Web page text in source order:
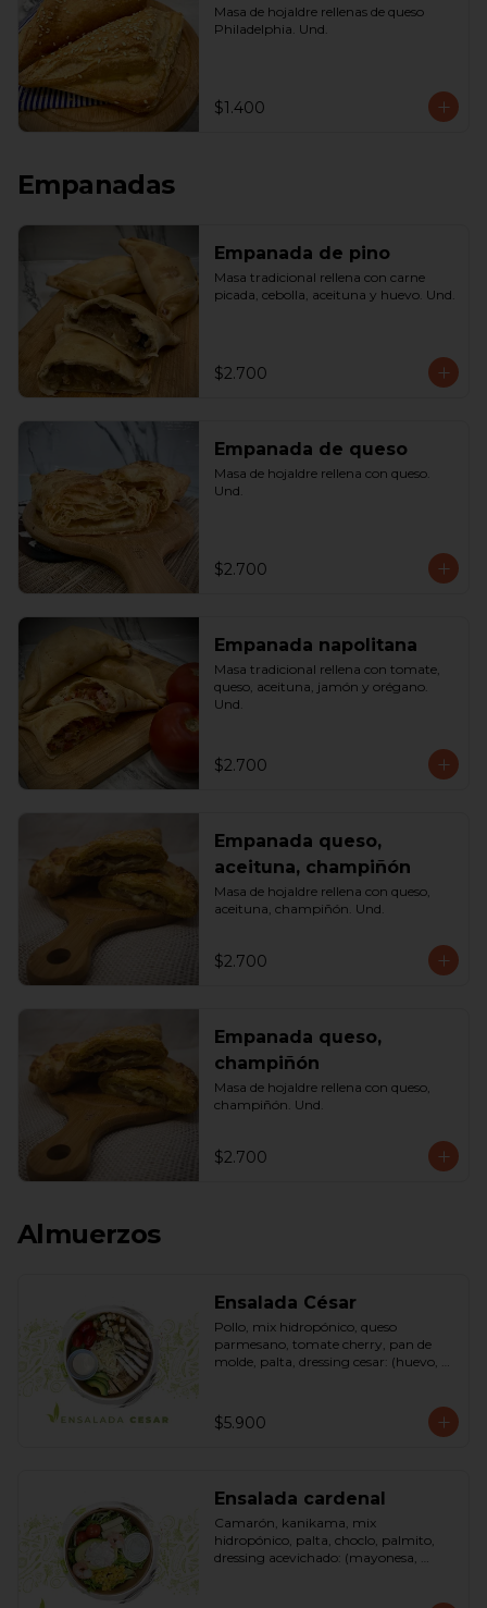
Masa de hojaldre rellenas de queso
Philadelphia. Und.
$1.400
Empanadas
Empanada de pino
Masa tradicional rellena con carne
picada, cebolla, aceituna y huevo. Und.
$2.700
Empanada de queso
Masa de hojaldre rellena con queso.
Und.
$2.700
Empanada napolitana
Masa tradicional rellena con tomate,
queso, aceituna, jamón y orégano.
Und.
$2.700
Empanada queso,
aceituna, champiñón
Masa de hojaldre rellena con queso,
aceituna, champiñón. Und.
$2.700
Empanada queso,
champiñón
Masa de hojaldre rellena con queso,
champiñón. Und.
$2.700
Almuerzos
Ensalada César
Pollo, mix hidropónico, queso
parmesano, tomate cherry, pan de
molde, palta, dressing cesar: (huevo,
$5.900
Ensalada cardenal
Camarón, kanikama, mix
hidropónico, palta, choclo, palmito,
dressing acevichado: (mayonesa,